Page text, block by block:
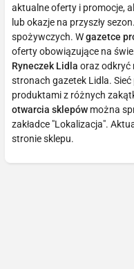
aktualne oferty i promocje,
lub okazje na przyszły
spożywczych. Wgazetce
oferty obowiązujące na
Ryneczek Lidla oraz odkryć
stronach gazetek Lidla.
produktami z różnych
otwarcia sklepów można
zakładce "Lokalizacja".
stronie sklepu.